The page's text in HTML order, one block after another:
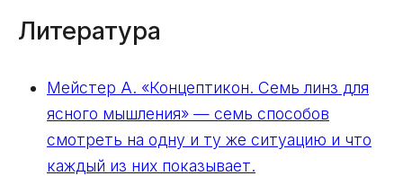
Литература
Мейстер А. «Концептикон. Семь линз для
ясного мышления» — семь способов
смотреть на одну и ту же ситуацию и что
каждый из них показывает.